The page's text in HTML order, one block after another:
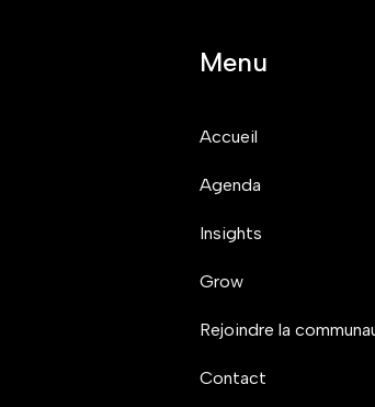
Menu
Accueil
Agenda
Insights
Grow
Rejoindre la
Contact